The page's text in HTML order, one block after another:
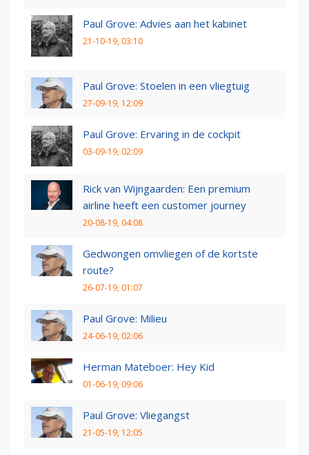
Paul Grove: Advies aan het kabinet
21-10-19, 03:10
Paul Grove: Stoelen in een vliegtuig
27-09-19, 12:09
Paul Grove: Ervaring in de cockpit
03-09-19, 02:09
Rick van Wijngaarden: Een premium
airline heeft een customer journey
20-08-19, 04:08
Gedwongen omvliegen of de kortste
route?
26-07-19, 01:07
Paul Grove: Milieu
24-06-19, 02:06
Herman Mateboer: Hey Kid
01-06-19, 09:06
Paul Grove: Vliegangst
21-05-19, 12:05